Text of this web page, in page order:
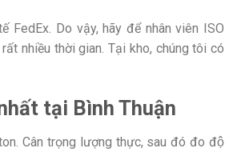
FedEx. Do vậy, hãy để nhân viên ISO
nhiều thời gian. Tại kho, chúng tôi có
tại Bình Thuận
Cân trọng lượng thực, sau đó đo độ